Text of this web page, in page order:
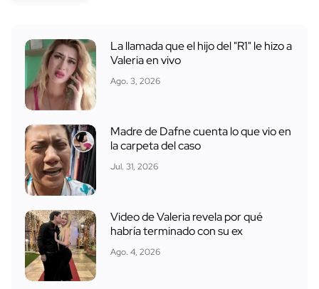
La llamada que el hijo del "R1" le hizo a
Valeria en vivo
Ago. 3, 2026
Madre de Dafne cuenta lo que vio en
la carpeta del caso
Jul. 31, 2026
Video de Valeria revela por qué
habría terminado con su ex
Ago. 4, 2026